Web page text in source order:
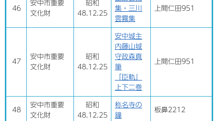
46
安中市重要
文化財
昭和
48.12.25
集・三川
雲霧集
上間仁田951
47
安中市重要
文化財
昭和
48.12.25
安中城主
内藤山城
守政森真
筆
「臣軌」
上下二巻
上間仁田951
48
安中市重要
文化財
昭和
48.12.25
称名寺の
鐘
板鼻2212